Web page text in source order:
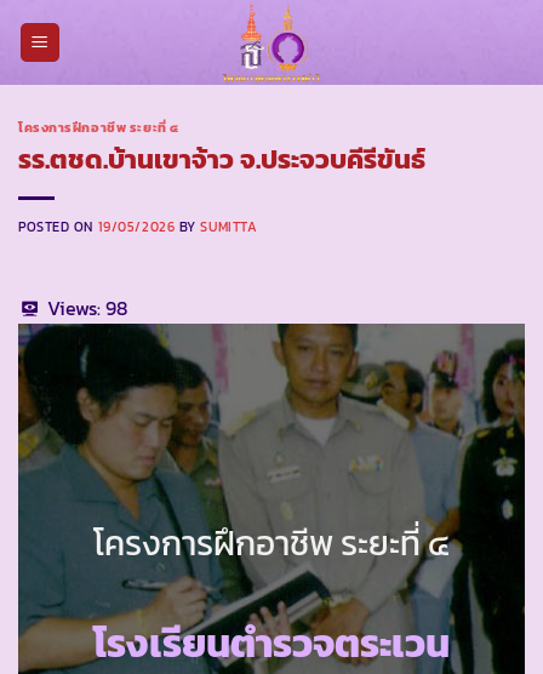
โครงการฝึกอาชีพ ระยะที่ ๔
รร.ตชด.บ้านเขาจ้าว จ.ประจวบคีรีขันธ์
POSTED ON 19/05/2026 BYSUMITTA
Views:98
โครงการฝึกอาชีพ ระยะที่ ๔
โรงเรียนตำรวจตระเวน